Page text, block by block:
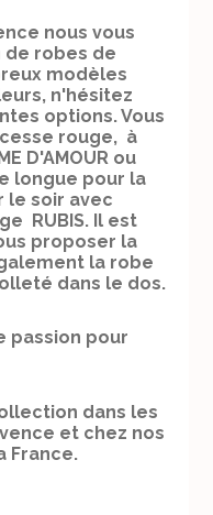
nous vous
robes de
modèles
n'hésitez
options. Vous
rouge, à
D'AMOUR ou
longue pour la
le soir avec
RUBIS. Il est
proposer la
la robe
dans le dos.
passion pour
dans les
et chez nos
France.